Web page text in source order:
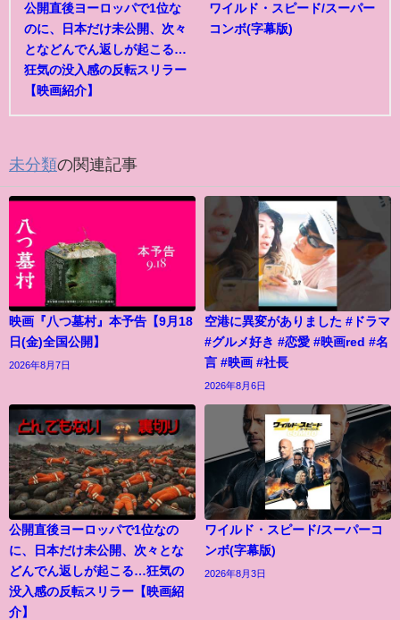
公開直後ヨーロッパで1位な
のに、日本だけ未公開、次々
となどんでん返しが起こる…
狂気の没入感の反転スリラー
【映画紹介】
ワイルド・スピード/スーパー
コンボ(字幕版)
未分類の関連記事
映画『八つ墓村』本予告【9月18
日(金)全国公開】
2026年8月7日
空港に異変がありました #ドラマ
#グルメ好き #恋愛 #映画red #名
言 #映画 #社長
2026年8月6日
公開直後ヨーロッパで1位なの
に、日本だけ未公開、次々とな
どんでん返しが起こる…狂気の
没入感の反転スリラー【映画紹
介】
ワイルド・スピード/スーパーコ
ンボ(字幕版)
2026年8月3日